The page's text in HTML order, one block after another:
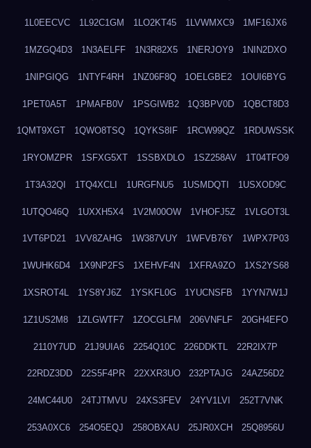
1L0EECVC 1L92C1GM 1LO2KT45 1LVWMXC9 1MF16JX6
1MZGQ4D3 1N3AELFF 1N3R82X5 1NERJOY9 1NIN2DXO
1NIPGIQG 1NTYF4RH 1NZ06F8Q 1OELGBE2 1OUI6BYG
1PET0A5T 1PMAFB0V 1PSGIWB2 1Q3BPV0D 1QBCT8D3
1QMT9XGT 1QWO8TSQ 1QYKS8IF 1RCW99QZ 1RDUWSSK
1RYOMZPR 1SFXG5XT 1SSBXDLO 1SZ258AV 1T04TFO9
1T3A32QI 1TQ4XCLI 1URGFNU5 1USMDQTI 1USXOD9C
1UTQO46Q 1UXXH5X4 1V2M00OW 1VHOFJ5Z 1VLGOT3L
1VT6PD21 1VV8ZAHG 1W387VUY 1WFVB76Y 1WPX7P03
1WUHK6D4 1X9NP2FS 1XEHVF4N 1XFRA9ZO 1XS2YS68
1XSROT4L 1YS8YJ6Z 1YSKFL0G 1YUCNSFB 1YYN7W1J
1Z1US2M8 1ZLGWTF7 1ZOCGLFM 206VNFLF 20GH4EFO
2110Y7UD 21J9UIA6 2254Q10C 226DDKTL 22R2IX7P
22RDZ3DD 22S5F4PR 22XXR3UO 232PTAJG 24AZ56D2
24MC44U0 24TJTMVU 24XS3FEV 24YV1LVI 252T7VNK
253A0XC6 254O5EQJ 258OBXAU 25JR0XCH 25Q8956U